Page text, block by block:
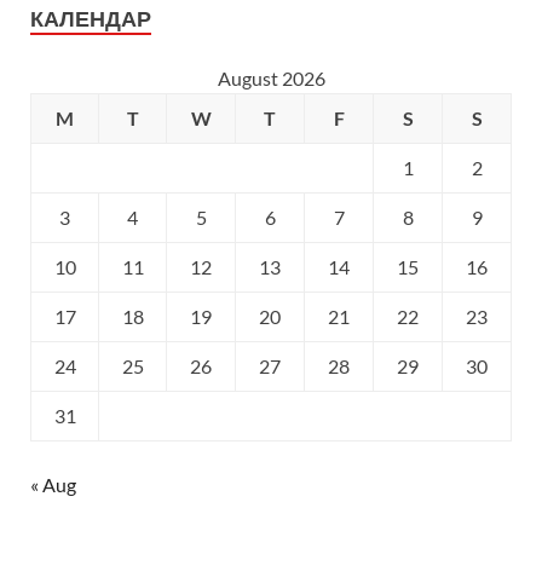
КАЛЕНДАР
August 2026
M
T W T F S S
1 2
3 4 5 6 7 8 9
10 11 12 13 14 15 16
17 18 19 20 21 22 23
24 25 26 27 28 29 30
31
« Aug